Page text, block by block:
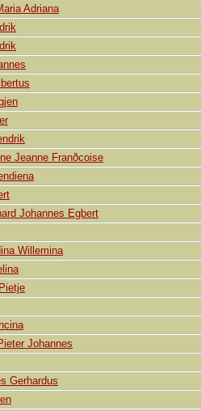
Adriana
Jeanne Franðcoise
Johannes Egbert
Willemina
Johannes
Gerhardus